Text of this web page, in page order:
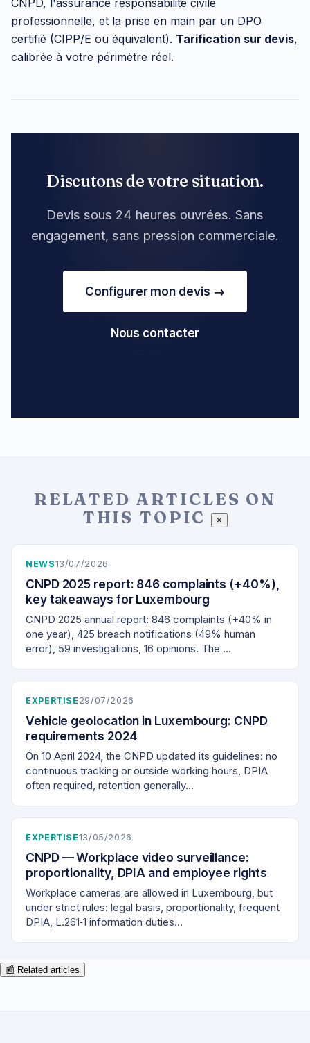
CNPD, l'assurance responsabilité civile
professionnelle, et la prise en main par un DPO
certifié (CIPP/E ou équivalent). Tarification sur devis,
calibrée à votre périmètre réel.
Discutons de votre situation.
Devis sous 24 heures ouvrées. Sans
engagement, sans pression commerciale.
Configurer mon devis →
Nous contacter
RELATED ARTICLES ON
THIS TOPIC
×
NEWS13/07/2026
CNPD 2025 report: 846 complaints (+40%),
key takeaways for Luxembourg
CNPD 2025 annual report: 846 complaints (+40% in
one year), 425 breach notifications (49% human
error), 59 investigations, 16 opinions. The …
EXPERTISE 29/07/2026
Vehicle geolocation in Luxembourg: CNPD
requirements 2024
On 10 April 2024, the CNPD updated its guidelines: no
continuous tracking or outside working hours, DPIA
often required, retention generally…
EXPERTISE13/05/2026
CNPD — Workplace video surveillance:
proportionality, DPIA and employee rights
Workplace cameras are allowed in Luxembourg, but
under strict rules: legal basis, proportionality, frequent
DPIA, L.261‑1 information duties…
📰 Related articles